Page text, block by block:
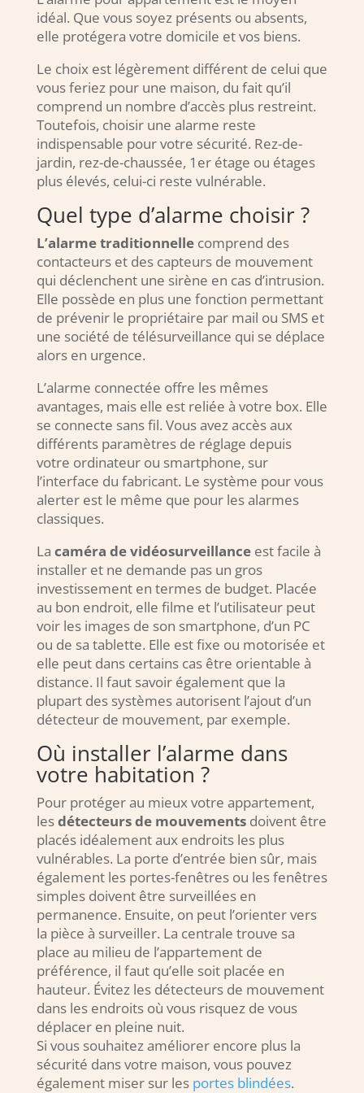
idéal. Que vous soyez présents ou absents,
elle protégera votre domicile et vos biens.
Le choix est légèrement différent de celui que
vous feriez pour une maison, du fait qu’il
comprend un nombre d’accès plus restreint.
Toutefois, choisir une alarme reste
indispensable pour votre sécurité. Rez-de-
jardin, rez-de-chaussée, 1er étage ou étages
plus élevés, celui-ci reste vulnérable.
Quel type d’alarme choisir ?
L’alarme traditionnellecomprend des
contacteurs et des capteurs de mouvement
qui déclenchent une sirène en cas d’intrusion.
Elle possède en plus une fonction permettant
de prévenir le propriétaire par mail ou SMS et
une société de télésurveillance qui se déplace
alors en urgence.
L’alarme connectée offre les mêmes
avantages, mais elle est reliée à votre box. Elle
se connecte sans fil. Vous avez accès aux
différents paramètres de réglage depuis
votre ordinateur ou smartphone, sur
l’interface du fabricant. Le système pour vous
alerter est le même que pour les alarmes
classiques.
La caméra de vidéosurveillanceest facile à
installer et ne demande pas un gros
investissement en termes de budget. Placée
au bon endroit, elle filme et l’utilisateur peut
voir les images de son smartphone, d’un PC
ou de sa tablette. Elle est fixe ou motorisée et
elle peut dans certains cas être orientable à
distance. Il faut savoir également que la
plupart des systèmes autorisent l’ajout d’un
détecteur de mouvement, par exemple.
Où installer l’alarme dans
votre habitation ?
Pour protéger au mieux votre appartement,
lesdétecteurs de mouvementsdoivent être
placés idéalement aux endroits les plus
vulnérables. La porte d’entrée bien sûr, mais
également les portes-fenêtres ou les fenêtres
simples doivent être surveillées en
permanence. Ensuite, on peut l’orienter vers
la pièce à surveiller. La centrale trouve sa
place au milieu de l’appartement de
préférence, il faut qu’elle soit placée en
hauteur. Évitez les détecteurs de mouvement
dans les endroits où vous risquez de vous
déplacer en pleine nuit.
Si vous souhaitez améliorer encore plus la
sécurité dans votre maison, vous pouvez
également miser sur les portes blindées.